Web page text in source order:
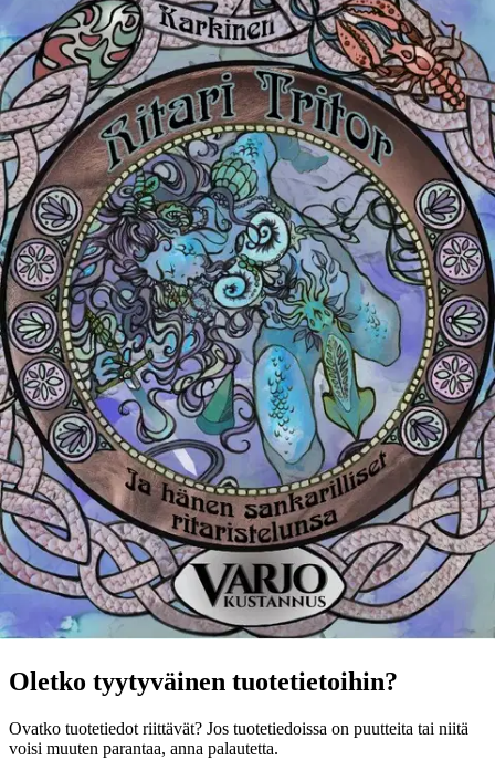
Rämeravun rustoon löi kalpansa kuin juustoon Maar! Ylväs ja uljas
merenmiesritari Tritor on noussut kamaraiselle maalle ja suuntaa
kohti mainetekoja. Paladiinina, pyhänä ritarina, hänen
velvollisuutensa ja johtotähtensä on olla heikkojen auttaja,
oikeudenmukaisuuden airut, ilkitekijöiden turma ja kulkea mantuja
sinne, kunne hänet kulloinkin kutsuvat hätääkärsivien huudot.Mutta
liekö nihtimme sittenkään aivan kala vedessä täällä kuivalla
tantereella ja pystyvätkö hänen ruutanasilmänsä todella näkemään
maailman valheiden lävitse? Sankari ei olisi sankari ilman
kunnollista retkuetta, joten uskollisen aseenkantajansa ja
kronikoitsijansa Ipator-tontun neuvosta merenmiesritarimme värvää
vielä kerallensa joukon seikkailijoita paikallisesta Toimistoja ja
taloustaitoja -peliporukasta ja lähtee sitten täyttämään kohtaloaan.
Kelpo laulelman hengessä juttuun liittyy luonnollisesti myös
lohikäärmeitä, profetioita sekä opettavaisia kasvukertomuksia, jotka
itse kukin meistä voi viisaasti kammitsoida sydämeensä. Jaro
Karkisen neljäs romaani läpsyttelee sinne, minne yksikään
merenmies ei ole vielä mennyt, ja kutsuu lukijansa mukaan
kukistamaan tarkemmin määrittelemättömän pseudokeskiaikaisen
settingin tuulimyllyjä.
Näytä lisää tuotekuvausta
Ominaisuudet
Oletko tyytyväinen tuotetietoihin?
Ovatko tuotetiedot riittävät? Jos tuotetiedoissa on puutteita tai niitä
voisi muuten parantaa, anna palautetta.